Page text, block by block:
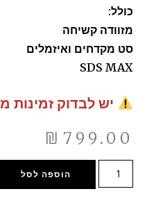
כולל:
מזוודה קשיחה
סט מקדחים ואיזמלים
SDS MAX
יש לבדוק זמינות
₪ 799.00
הוספה לסל